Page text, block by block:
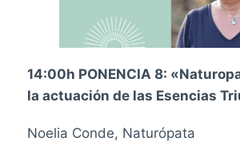
14:00h PONENCIA 8:
la actuación de las Esencias
Noelia Conde, Naturópata